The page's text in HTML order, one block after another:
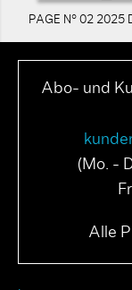
PAGE N° 02 2025
Abo- und
(Mo. -
Alle